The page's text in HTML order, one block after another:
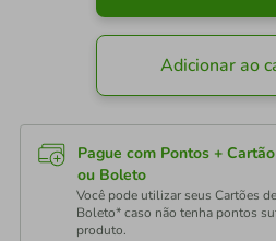
Adicionar ao
Pague com Pontos +
ou Boleto
Você pode utilizar seus Cartões
Boleto* caso não tenha pontos
produto.